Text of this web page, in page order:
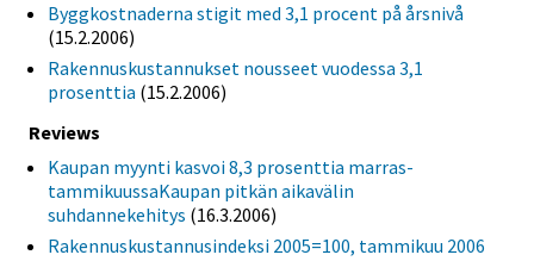
Byggkostnaderna stigit med 3,1 procent på årsnivå
(15.2.2006)
Rakennuskustannukset nousseet vuodessa 3,1
prosenttia (15.2.2006)
Reviews
Kaupan myynti kasvoi 8,3 prosenttia marras-
tammikuussaKaupan pitkän aikavälin
suhdannekehitys (16.3.2006)
Rakennuskustannusindeksi 2005=100, tammikuu 2006